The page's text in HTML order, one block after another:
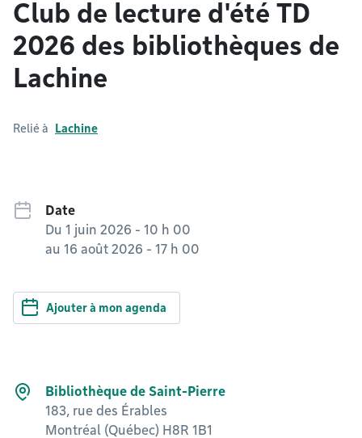
Club de lecture d'été TD
2026 des bibliothèques de
Lachine
Relié à Lachine
Date
Du 1 juin 2026 - 10 h 00
au 16 août 2026 - 17 h 00
Ajouter à mon agenda
Bibliothèque de Saint-Pierre
183, rue des Érables
Montréal (Québec) H8R 1B1